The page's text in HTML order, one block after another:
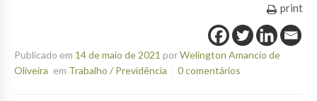
print
Publicado em 14 de maio de 2021 porWelington Amancio de
Oliveira em Trabalho / Previdência 0 comentários